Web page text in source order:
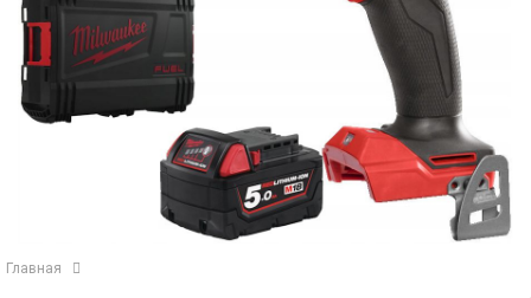
Главная